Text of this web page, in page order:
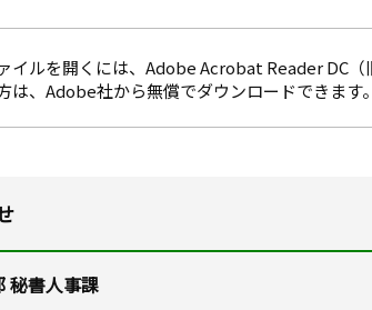
イルを開くには、Adobe Acrobat Reader DC（
は、Adobe社から無償でダウンロードできます。
秘書人事課